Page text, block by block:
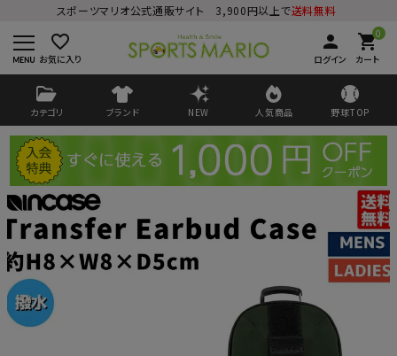
スポーツマリオ公式通販サイト 3,900円以上で送料無料
favorite_border
お気に入り
person
ログイン
0
shopping_cart
カート
カテゴリ ブランド NEW 人気商品 野球TOP
ログイン
ようこそ ゲスト 様